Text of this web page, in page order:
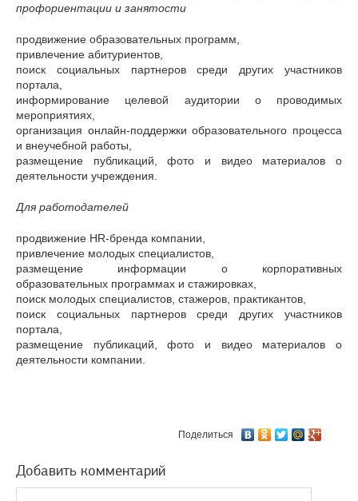
профориентации и занятости
продвижение образовательных программ,
привлечение абитуриентов,
поиск социальных партнеров среди других участников
портала,
информирование целевой аудитории о проводимых
мероприятиях,
организация онлайн-поддержки образовательного процесса
и внеучебной работы,
размещение публикаций, фото и видео материалов о
деятельности учреждения.
Для работодателей
продвижение HR-бренда компании,
привлечение молодых специалистов,
размещение информации о корпоративных
образовательных программах и стажировках,
поиск молодых специалистов, стажеров, практикантов,
поиск социальных партнеров среди других участников
портала,
размещение публикаций, фото и видео материалов о
деятельности компании.
Поделиться
Добавить комментарий